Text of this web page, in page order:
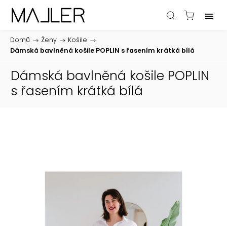
Domů / Ženy / Košile /
Dámská bavlněná košile POPLIN s řasením krátká bílá
Dámská bavlněná košile POPLIN
s řasením krátká bílá